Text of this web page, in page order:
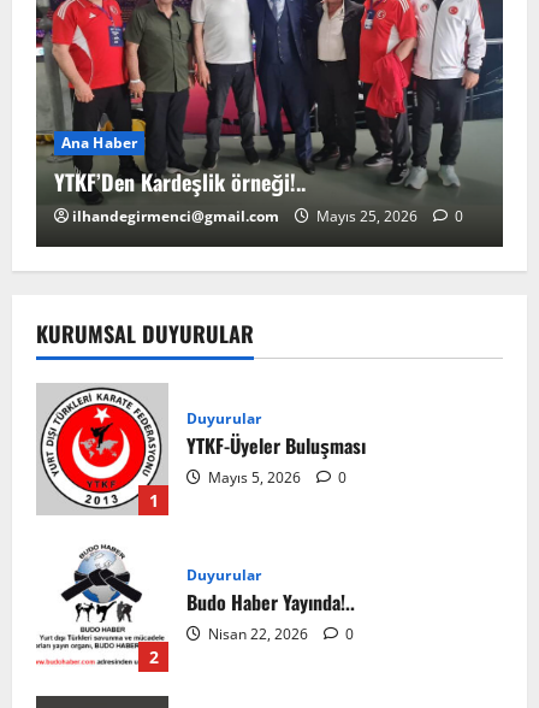
Ana Haber
YTKF’Den Kardeşlik örneği!..
ilhandegirmenci@gmail.com Mayıs 25, 2026 0
KURUMSAL DUYURULAR
1
Duyurular
YTKF-Üyeler Buluşması
Mayıs 5, 2026 0
2
Duyurular
Budo Haber Yayında!..
Nisan 22, 2026 0